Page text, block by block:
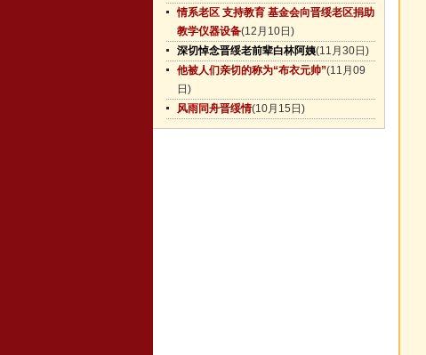
情系老区 支持教育 基金会向晋绥老区捐助
教学仪器设备(12月10日)
深切悼念晋绥老前辈白林阿姨(11月30日)
他被人们亲切的称为“布衣元帅”(11月09
日)
风雨同舟晋绥情(10月15日)